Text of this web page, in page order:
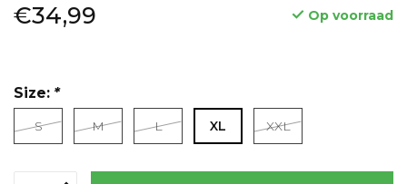
€34,99 Op voorraad
Lees meer
Size: *
S M L XL XXL